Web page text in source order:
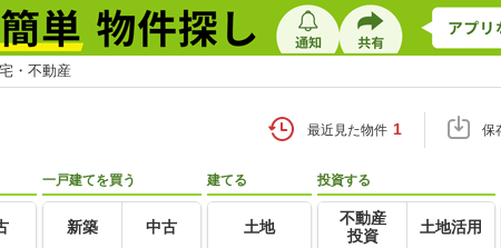
・不動産
最近見た物件 1 保
一戸建てを買う
新築 中古
建てる
土地
投資する
不動産
投資
土地活用